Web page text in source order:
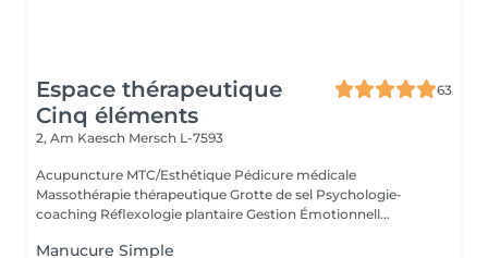
Espace thérapeutique
Cinq éléments
63
2, Am Kaesch Mersch L-7593
Acupuncture MTC/Esthétique Pédicure médicale
Massothérapie thérapeutique Grotte de sel Psychologie-
coaching Réflexologie plantaire Gestion Émotionnell...
Manucure Simple